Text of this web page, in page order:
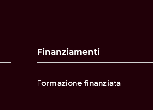
Finanziamenti
Formazione finanziata